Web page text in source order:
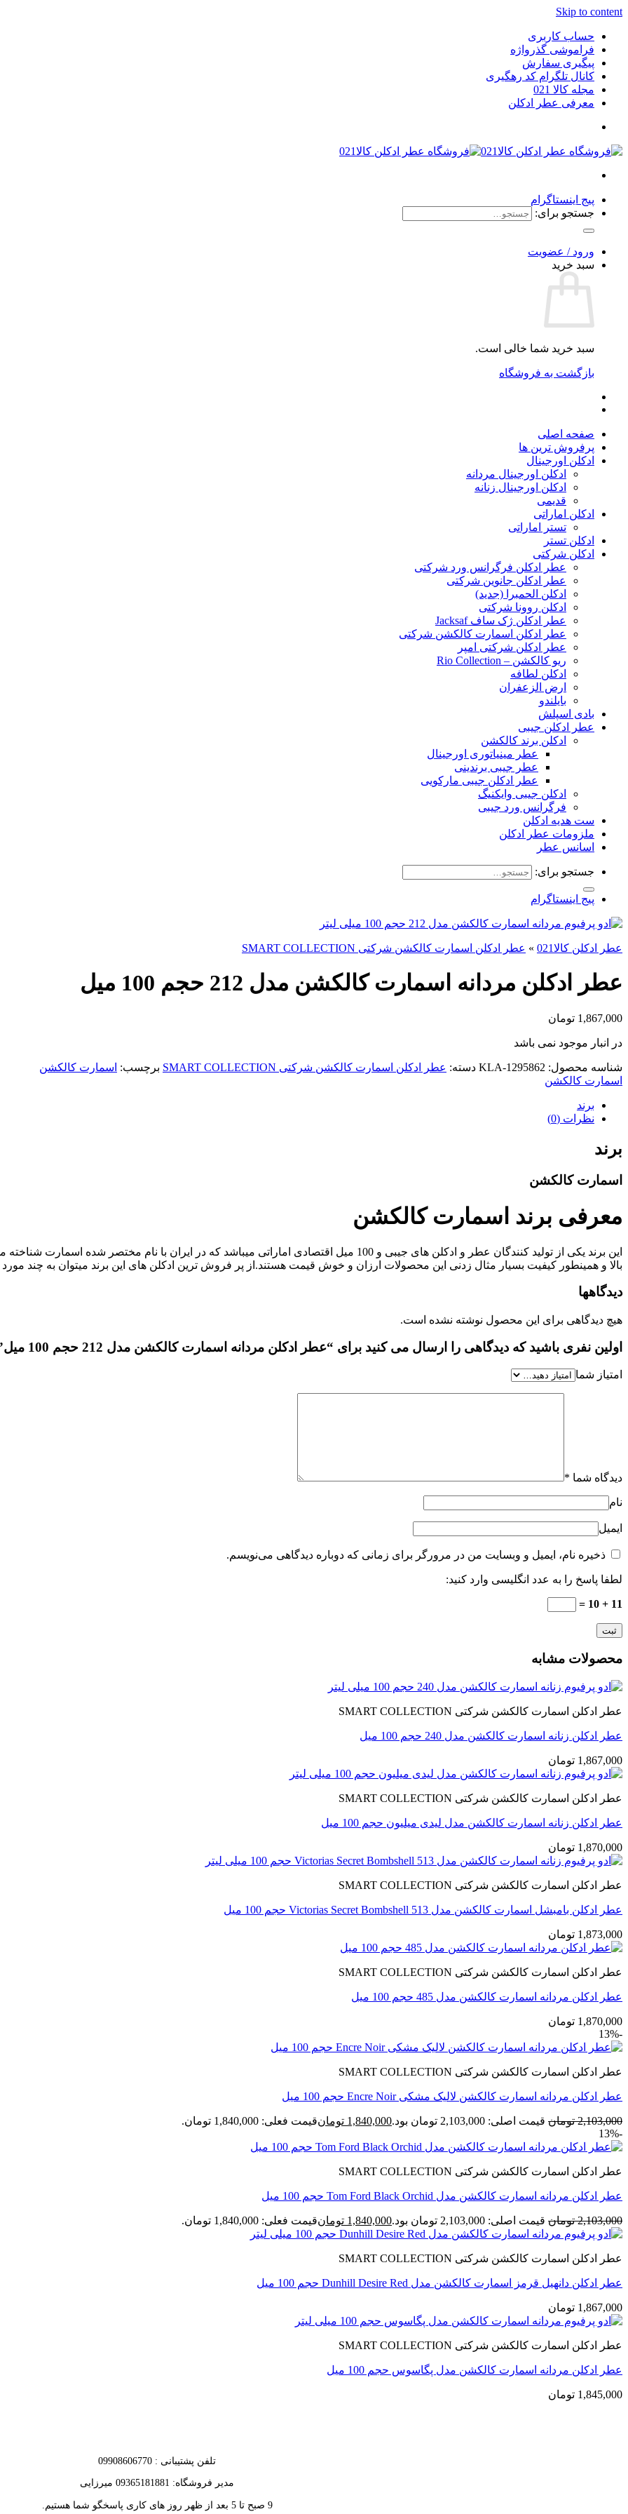
Skip to content
حساب کاربری
فراموشی گذرواژه
پیگیری سفارش
کانال تلگرام کد رهگیری
مجله کالا 021
معرفی عطر ادکلن
پیج اینستاگرام
جستجو برای:
ورود / عضویت
سبد خرید
سبد خرید شما خالی است.
بازگشت به فروشگاه
صفحه اصلی
پرفروش ترین ها
ادکلن اورجینال
ادکلن اورجینال مردانه
ادکلن اورجینال زنانه
قدیمی
ادکلن اماراتی
تستر اماراتی
ادکلن تستر
ادکلن شرکتی
عطر ادکلن فرگرانس ورد شرکتی
عطر ادکلن جانوین شرکتی
ادکلن الحمبرا (جدید)
ادکلن روونا شرکتی
عطر ادکلن ژک‌ ساف Jacksaf
عطر ادکلن اسمارت کالکشن شرکتی
عطر ادکلن شرکتی امپر
ریو کالکشن – Rio Collection
ادکلن لطافه
ارض الزعفران
بایلندو
بادی اسپلش
عطر ادکلن جیبی
ادکلن برند کالکشن
عطر مینیاتوری اورجینال
عطر جیبی برندینی
عطر ادکلن جیبی مارکویی
ادکلن جیبی وایکنیگ
فرگرانس ورد جیبی
ست هدیه ادکلن
ملزومات عطر ادکلن
اسانس عطر
جستجو برای:
پیج اینستاگرام
عطر ادکلن کالا021 » عطر ادکلن اسمارت کالکشن شرکتی SMART COLLECTION
عطر ادکلن مردانه اسمارت کالکشن مدل 212 حجم 100 میل
1,867,000 تومان
در انبار موجود نمی باشد
شناسه محصول: KLA-1295862 دسته: عطر ادکلن اسمارت کالکشن شرکتی SMART COLLECTION برچسب: اسمارت کالکشن
اسمارت کالکشن
برند
نظرات (0)
برند
اسمارت کالکشن
معرفی برند اسمارت کالکشن
این برند یکی از تولید کنندگان عطر و ادکلن های جیبی و 100 میل اقتصادی اماراتی میباشد که در ایران با
بالا و همینطور کیفیت بسیار مثال زدنی این محصولات ارزان و خوش قیمت هستند.از پر فروش ترین ادکلن های این برند میتوان به چند مورد
دیدگاهها
هیچ دیدگاهی برای این محصول نوشته نشده است.
اولین نفری باشید که دیدگاهی را ارسال می کنید برای “عطر ادکلن مردانه اسمارت کالکشن مدل 212 حجم 100 میل”
امتیاز شما
دیدگاه شما *
نام
ایمیل
ذخیره نام، ایمیل و وبسایت من در مرورگر برای زمانی که دوباره دیدگاهی می‌نویسم.
لطفا پاسخ را به عدد انگلیسی وارد کنید:
11 + 10 =
محصولات مشابه
عطر ادکلن اسمارت کالکشن شرکتی SMART COLLECTION
عطر ادکلن زنانه اسمارت کالکشن مدل 240 حجم 100 میل
1,867,000 تومان
عطر ادکلن اسمارت کالکشن شرکتی SMART COLLECTION
عطر ادکلن زنانه اسمارت کالکشن مدل لیدی میلیون حجم 100 میل
1,870,000 تومان
عطر ادکلن اسمارت کالکشن شرکتی SMART COLLECTION
عطر ادکلن بامبشل اسمارت کالکشن مدل Victorias Secret Bombshell 513 حجم 100 میل
1,873,000 تومان
عطر ادکلن اسمارت کالکشن شرکتی SMART COLLECTION
عطر ادکلن مردانه اسمارت کالکشن مدل 485 حجم 100 میل
1,870,000 تومان
-13%
عطر ادکلن اسمارت کالکشن شرکتی SMART COLLECTION
عطر ادکلن مردانه اسمارت کالکشن لالیک مشکی Encre Noir حجم 100 میل
2,103,000 تومان قیمت اصلی: 2,103,000 تومان بود. 1,840,000 تومانقیمت فعلی: 1,840,000 تومان.
-13%
عطر ادکلن اسمارت کالکشن شرکتی SMART COLLECTION
عطر ادکلن مردانه اسمارت کالکشن مدل Tom Ford Black Orchid حجم 100 میل
2,103,000 تومان قیمت اصلی: 2,103,000 تومان بود. 1,840,000 تومانقیمت فعلی: 1,840,000 تومان.
عطر ادکلن اسمارت کالکشن شرکتی SMART COLLECTION
عطر ادکلن دانهیل قرمز اسمارت کالکشن مدل Dunhill Desire Red حجم 100 میل
1,867,000 تومان
عطر ادکلن اسمارت کالکشن شرکتی SMART COLLECTION
عطر ادکلن مردانه اسمارت کالکشن مدل پگاسوس حجم 100 میل
1,845,000 تومان
تلفن پشتیبانی : 09908606770
مدیر فروشگاه: 09365181881 میرزایی
9 صبح تا 5 بعد از ظهر روز های کاری پاسخگو شما هستیم.